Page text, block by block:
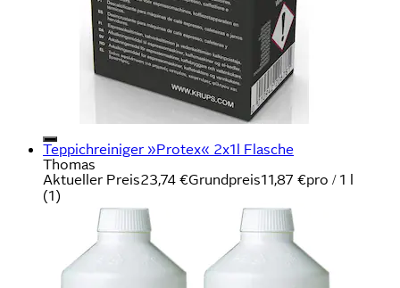
Teppichreiniger »Protex« 2x1l Flasche
Thomas
Aktueller Preis23,74 €Grundpreis11,87 €pro / 1 l
(1)